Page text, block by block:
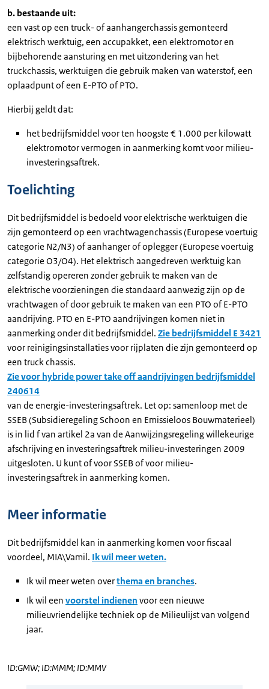
b. bestaande uit:
een vast op een truck- of aanhangerchassis gemonteerd
elektrisch werktuig, een accupakket, een elektromotor en
bijbehorende aansturing en met uitzondering van het
truckchassis, werktuigen die gebruik maken van waterstof, een
oplaadpunt of een E-PTO of PTO.
Hierbij geldt dat:
het bedrijfsmiddel voor ten hoogste € 1.000 per kilowatt
elektromotor vermogen in aanmerking komt voor milieu-
investeringsaftrek.
Toelichting
Dit bedrijfsmiddel is bedoeld voor elektrische werktuigen die
zijn gemonteerd op een vrachtwagenchassis (Europese voertuig
categorie N2/N3) of aanhanger of oplegger (Europese voertuig
categorie O3/O4). Het elektrisch aangedreven werktuig kan
zelfstandig opereren zonder gebruik te maken van de
elektrische voorzieningen die standaard aanwezig zijn op de
vrachtwagen of door gebruik te maken van een PTO of E-PTO
aandrijving. PTO en E-PTO aandrijvingen komen niet in
aanmerking onder dit bedrijfsmiddel. Zie bedrijfsmiddel E 3421
voor reinigingsinstallaties voor rijplaten die zijn gemonteerd op
een truck chassis.
Zie voor hybride power take off aandrijvingen bedrijfsmiddel
240614
van de energie-investeringsaftrek. Let op: samenloop met de
SSEB (Subsidieregeling Schoon en Emissieloos Bouwmaterieel)
is in lid f van artikel 2a van de Aanwijzingsregeling willekeurige
afschrijving en investeringsaftrek milieu-investeringen 2009
uitgesloten. U kunt of voor SSEB of voor milieu-
investeringsaftrek in aanmerking komen.
Meer informatie
Dit bedrijfsmiddel kan in aanmerking komen voor fiscaal
voordeel, MIA\Vamil. Ik wil meer weten.
Ik wil meer weten overthema en branches.
Ik wil een voorstel indienen voor een nieuwe
milieuvriendelijke techniek op de Milieulijst van volgend
jaar.
ID:GMW; ID:MMM; ID:MMV